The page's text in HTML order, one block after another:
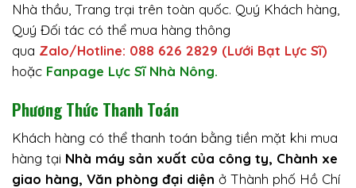
Nhà thầu, Trang trại trên toàn quốc. Quý Khách hàng,
Quý Đối tác có thể mua hàng thông
qua Zalo/Hotline: 088 626 2829 (Lưới Bạt Lực Sĩ)
hoặc Fanpage Lực Sĩ Nhà Nông.
Phương Thức Thanh Toán
Khách hàng có thể thanh toán bằng tiền mặt khi mua
hàng tại Nhà máy sản xuất của công ty, Chành xe
giao hàng, Văn phòng đại diện ở Thành phố Hồ Chí